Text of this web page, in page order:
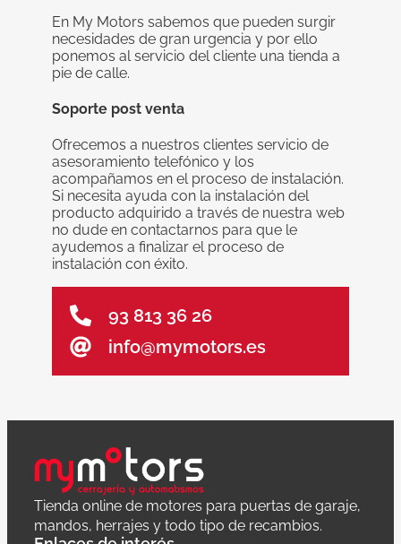
En My Motors sabemos que pueden surgir
necesidades de gran urgencia y por ello
ponemos al servicio del cliente una tienda a
pie de calle.
Soporte post venta
Ofrecemos a nuestros clientes servicio de
asesoramiento telefónico y los
acompañamos en el proceso de instalación.
Si necesita ayuda con la instalación del
producto adquirido a través de nuestra web
no dude en contactarnos para que le
ayudemos a finalizar el proceso de
instalación con éxito.
93 813 36 26
info@mymotors.es
Tienda online de motores para puertas de garaje,
mandos, herrajes y todo tipo de recambios.